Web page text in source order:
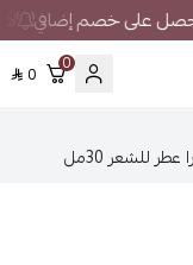
0
0
للشعر 30مل